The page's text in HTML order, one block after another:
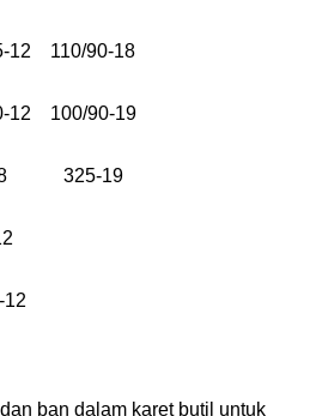
12 110/90-18
12 100/90-19
325-19
12
ban dalam karet butil untuk